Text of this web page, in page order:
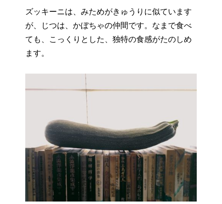
ズッキーニは、みためがきゅうりに似ています
が、じつは、かぼちゃの仲間です。なまで食べ
ても、こっくりとした、独特の食感がたのしめ
ます。